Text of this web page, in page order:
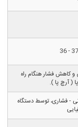
و کاهش فشار هنگام راه
( آرچ پا ).
- فشاری، توسط دستگاه